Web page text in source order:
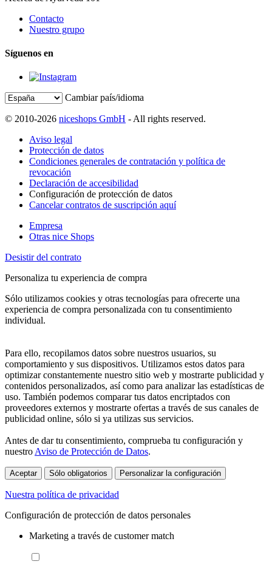
Contacto
Nuestro grupo
Síguenos en
Cambiar país/idioma
© 2010-2026 niceshops GmbH - All rights reserved.
Aviso legal
Protección de datos
Condiciones generales de contratación y política de
revocación
Declaración de accesibilidad
Configuración de protección de datos
Cancelar contratos de suscripción aquí
Empresa
Otras nice Shops
Desistir del contrato
Personaliza tu experiencia de compra
Sólo utilizamos cookies y otras tecnologías para ofrecerte una
experiencia de compra personalizada con tu consentimiento
individual.
Para ello, recopilamos datos sobre nuestros usuarios, su
comportamiento y sus dispositivos. Utilizamos estos datos para
optimizar constantemente nuestro sitio web y mostrarte publicidad y
contenidos personalizados, así como para analizar las estadísticas de
uso. También podemos comparar tus datos encriptados con
proveedores externos y mostrarte ofertas a través de sus canales de
publicidad online, sólo si ya utilizas sus servicios.
Antes de dar tu consentimiento, comprueba tu configuración y
nuestro Aviso de Protección de Datos.
Aceptar Sólo obligatorios Personalizar la configuración
Nuestra política de privacidad
Configuración de protección de datos personales
Marketing a través de customer match